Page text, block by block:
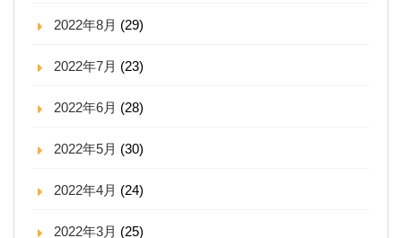
2022年8月 (29)
2022年7月 (23)
2022年6月 (28)
2022年5月 (30)
2022年4月 (24)
2022年3月 (25)